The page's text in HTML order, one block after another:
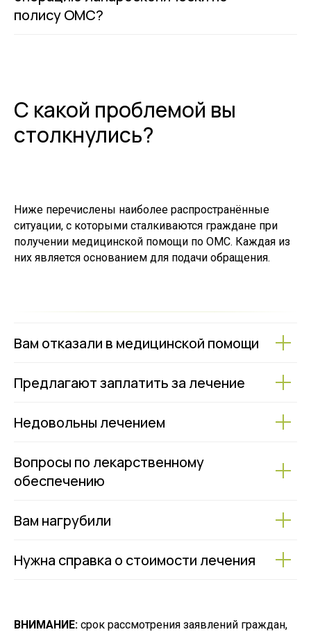
полису ОМС?
С какой проблемой вы
столкнулись?
Ниже перечислены наиболее распространённые
ситуации, с которыми сталкиваются граждане при
получении медицинской помощи по ОМС. Каждая из
них является основанием для подачи обращения.
Вам отказали в медицинской помощи
Предлагают заплатить за лечение
Недовольны лечением
Вопросы по лекарственному
обеспечению
Вам нагрубили
Нужна справка о стоимости лечения
ВНИМАНИЕ: срок рассмотрения заявлений граждан,